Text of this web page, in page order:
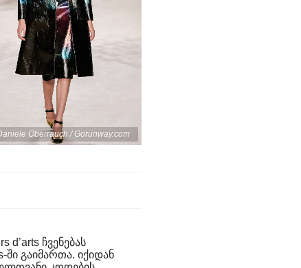
Oberrauch / Gorunway.com
d’arts ჩვენებას
გაიმართა. იქიდან